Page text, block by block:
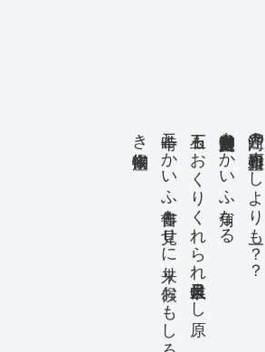
尚々江戸の石川雅望ぬしよりも一？？
直々文通御座候印台とかいふ角なる
玉石もおくりくれられ申候且又よし原
十二時とかいふ作書も見せに来り候おもしろ
き物御座候